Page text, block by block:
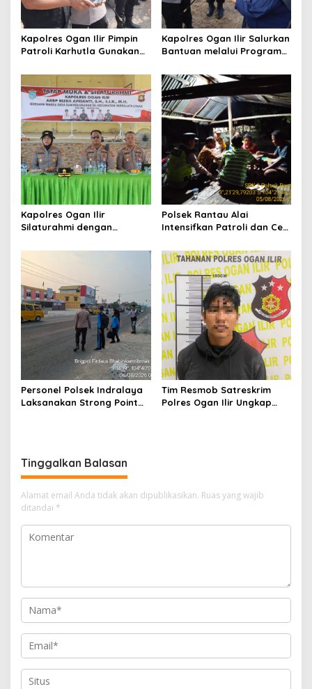
Kapolres Ogan Ilir Pimpin
Patroli Karhutla Gunakan
Perkuat Kesiapsiagaan
Hadapi Musim Kemarau
Kapolres Ogan Ilir Salurkan
Bantuan melalui Program
Kepedulian kepada
Masyarakat Desa Parit
Kapolres Ogan Ilir
Silaturahmi dengan
Utara, Perkuat Sinergi
Kamtibmas dan Antisipasi
Karhutla
Polsek Rantau Alai
Intensifkan Patroli dan Cek
Sinergi Jaga Kamtibmas
Personel Polsek Indralaya
Laksanakan Strong Point
Tim Resmob Satreskrim
Polres Ogan Ilir Ungkap
Tinggalkan Balasan
Alamat email Anda tidak akan dipublikasikan. Ruas yang wajib
ditandai *